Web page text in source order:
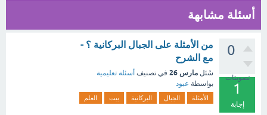
أسئلة مشابهة
0
تصويتات
1
إجابة
من الأمثلة على الجبال البركانية ؟ -
مع الشرح
سُئل مارس 26 في تصنيف أسئلة تعليمية
بواسطة عبود
الأمثلة الجبال البركانية بيت العلم